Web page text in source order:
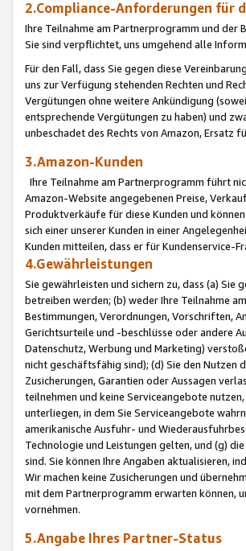
2.Compliance-Anforderungen für
Ihre Teilnahme am Partnerprogramm und der
Sie sind verpflichtet, uns umgehend alle
Für den Fall, dass Sie gegen diese
uns zur Verfügung stehenden Rechten und
Vergütungen ohne weitere Ankündigung
entsprechende Vergütungen zu haben) und
unbeschadet des Rechts von Amazon, Ersatz
3.Amazon-Kunden
Ihre Teilnahme am Partnerprogramm führt
Amazon-Website angegebenen Preise,
Produktverkäufe für diese Kunden und
sich einer unserer Kunden in einer
Kunden mitteilen, dass er für Kundenservice-
4.Gewährleistungen
Sie gewährleisten und sichern zu, dass (a)
betreiben werden; (b) weder Ihre Teilnahme
Bestimmungen, Verordnungen, Vorschriften,
Gerichtsurteile und -beschlüsse oder andere
Datenschutz, Werbung und Marketing)
nicht geschäftsfähig sind); (d) Sie den
Zusicherungen, Garantien oder Aussagen
teilnehmen und keine Serviceangebote
unterliegen, in dem Sie Serviceangebote
amerikanische Ausfuhr- und
Technologie und Leistungen gelten, und (g)
sind. Sie können Ihre Angaben aktualisieren,
Wir machen keine Zusicherungen und
mit dem Partnerprogramm erwarten können,
vornehmen.
5.Angabe Ihres Partner-Status